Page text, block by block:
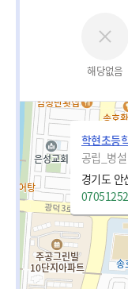
해당없음
학현초등
공립_병설
경기도 안